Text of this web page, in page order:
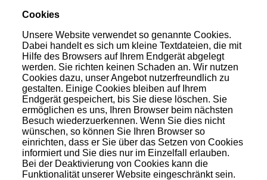
Cookies
Unsere Website verwendet so genannte Cookies.
Dabei handelt es sich um kleine Textdateien, die mit
Hilfe des Browsers auf Ihrem Endgerät abgelegt
werden. Sie richten keinen Schaden an. Wir nutzen
Cookies dazu, unser Angebot nutzerfreundlich zu
gestalten. Einige Cookies bleiben auf Ihrem
Endgerät gespeichert, bis Sie diese löschen. Sie
ermöglichen es uns, Ihren Browser beim nächsten
Besuch wiederzuerkennen. Wenn Sie dies nicht
wünschen, so können Sie Ihren Browser so
einrichten, dass er Sie über das Setzen von Cookies
informiert und Sie dies nur im Einzelfall erlauben.
Bei der Deaktivierung von Cookies kann die
Funktionalität unserer Website eingeschränkt sein.